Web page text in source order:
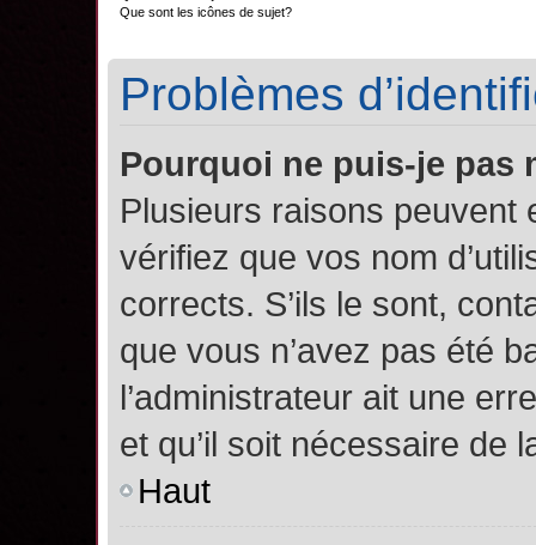
Que sont les icônes de sujet?
Problèmes
Pourquoi ne puis-je pas
Plusieurs raisons peuvent
vérifiez que vos nom
corrects. S’ils le sont,
que vous n’avez pas été
l’administrateur ait une
et qu’il soit nécessaire de
Haut